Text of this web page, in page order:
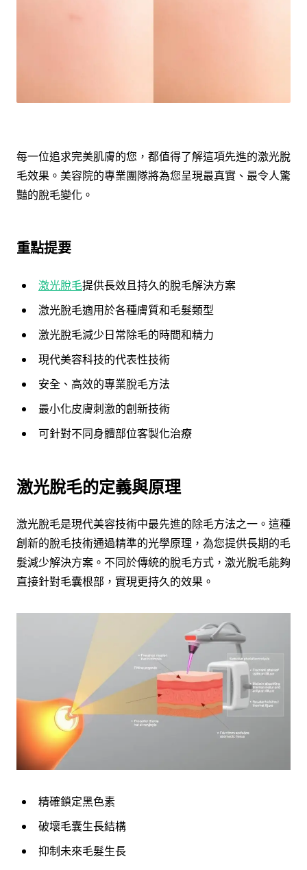
每一位追求完美肌膚的您，都值得了解這項先進的激光脫
毛效果。美容院的專業團隊將為您呈現最真實、最令人驚
豔的脫毛變化。
重點提要
激光脫毛提供長效且持久的脫毛解決方案
激光脫毛適用於各種膚質和毛髮類型
激光脫毛減少日常除毛的時間和精力
現代美容科技的代表性技術
安全、高效的專業脫毛方法
最小化皮膚刺激的創新技術
可針對不同身體部位客製化治療
激光脫毛的定義與原理
激光脫毛是現代美容技術中最先進的除毛方法之一。這種
創新的脫毛技術通過精準的光學原理，為您提供長期的毛
髮減少解決方案。不同於傳統的脫毛方式，激光脫毛能夠
直接針對毛囊根部，實現更持久的效果。
精確鎖定黑色素
破壞毛囊生長結構
抑制未來毛髮生長